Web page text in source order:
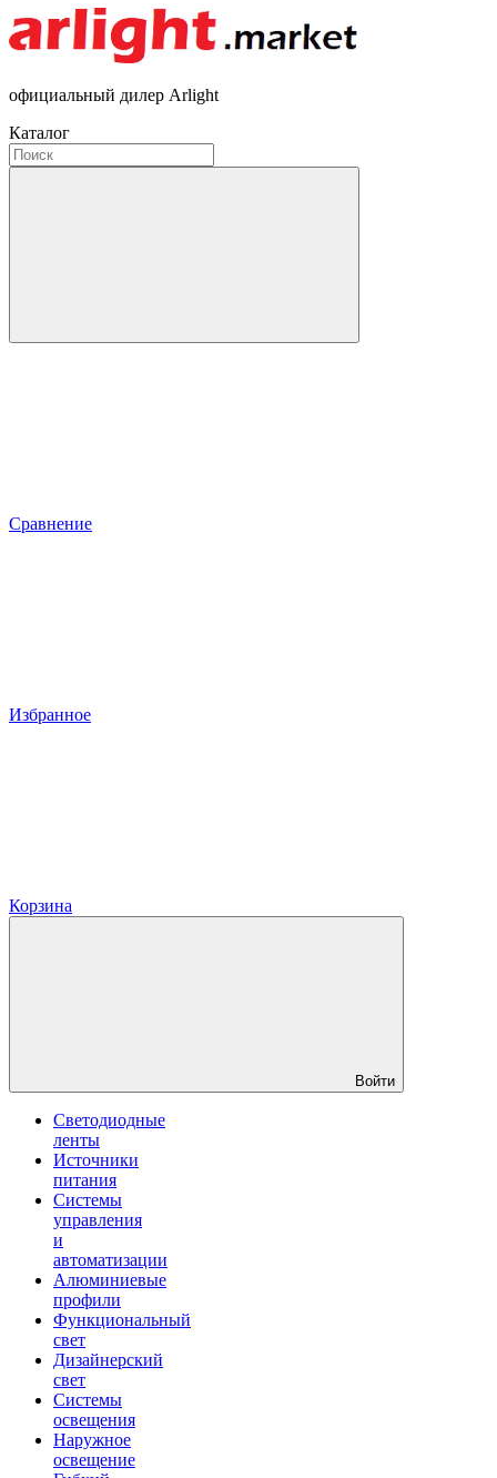
официальный дилер Arlight
Каталог
Сравнение
Избранное
Корзина
Войти
Светодиодные
ленты
Источники
питания
Системы
управления
и
автоматизации
Алюминиевые
профили
Функциональный
свет
Дизайнерский
свет
Системы
освещения
Наружное
освещение